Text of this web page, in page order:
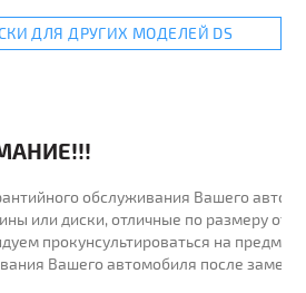
ДЛЯ ДРУГИХ МОДЕЛЕЙ DS
обслуживания Вашего
или диски, отличные по размеру от
прокунсультироваться на предмет
Вашего автомобиля после